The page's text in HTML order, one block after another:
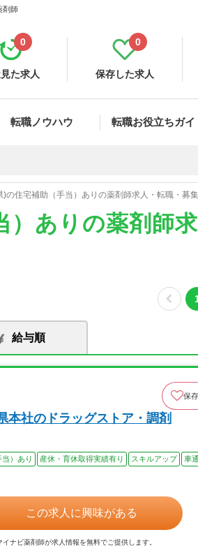
剤師
た求人
0
保存した求人
0
転職ノウハウ 転職お役立ちガイ
)の住宅補助（手当）ありの薬剤師求人・転職・募
ありの薬剤師
給与順
保
本社のドラッグストア・調剤
）あり 産休・育休取得実績有り スキルアップ
車
この求人に興味がある
イナビ薬剤師が求人情報を無料でご提供します。